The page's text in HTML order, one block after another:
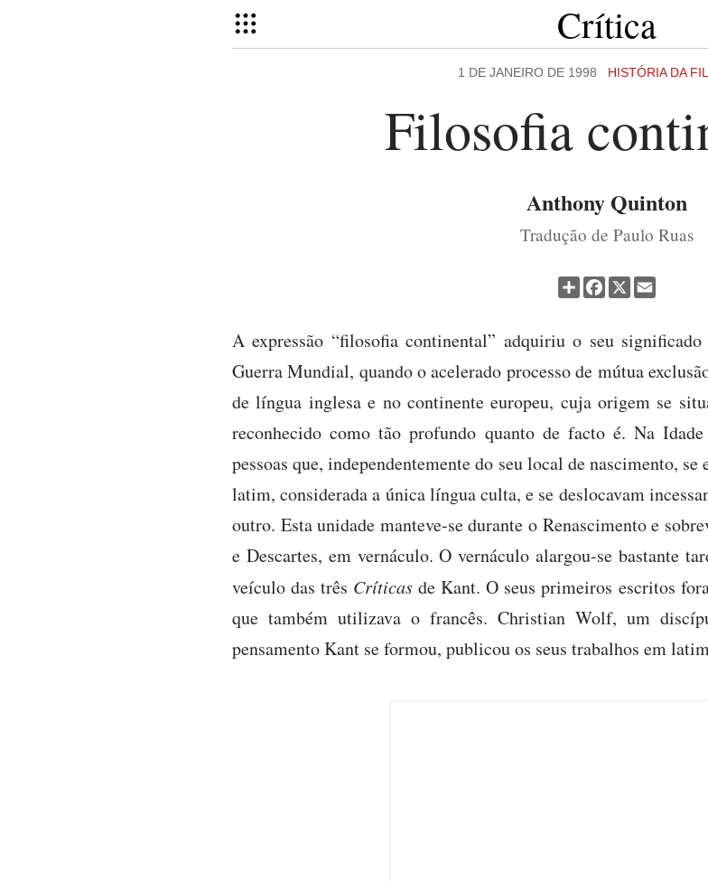
Crítica
1 DE JANEIRO DE 1998 HISTÓRIA DA
Filosofia
Anthony Quinton
Tradução de Paulo Ruas
Partilhar
Facebook
X
A expressão “filosofia continental” adquiriu o seu
Guerra Mundial, quando o acelerado processo de mútua
de língua inglesa e no continente europeu, cuja origem se
reconhecido como tão profundo quanto de facto é. Na
pessoas que, independentemente do seu local de nascimento,
latim, considerada a única língua culta, e se deslocavam
outro. Esta unidade manteve-se durante o Renascimento e
e Descartes, em vernáculo. O vernáculo alargou-se bastante
veículo das três Críticas de Kant. O seus primeiros escritos
que também utilizava o francês. Christian Wolf, um
pensamento Kant se formou, publicou os seus trabalhos em